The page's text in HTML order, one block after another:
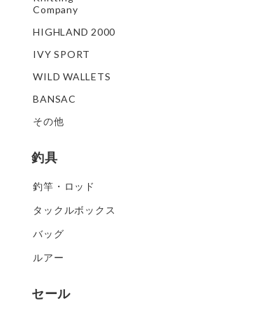
Company
HIGHLAND 2000
IVY SPORT
WILD WALLETS
BANSAC
その他
釣具
釣竿・ロッド
タックルボックス
バッグ
ルアー
セール